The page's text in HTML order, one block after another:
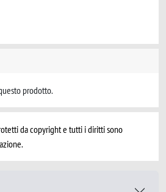
prodotto.
da copyright e tutti i diritti sono